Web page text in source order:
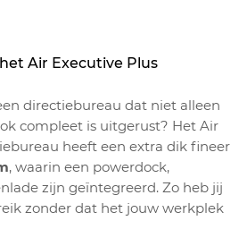
Air Executive Plus
directiebureau dat niet alleen
compleet is uitgerust? Het Air
heeft een extra dik fineer
, waarin een powerdock,
zijn geïntegreerd. Zo heb jij
zonder dat het jouw werkplek